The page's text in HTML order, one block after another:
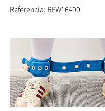
Referencia: RFW16400